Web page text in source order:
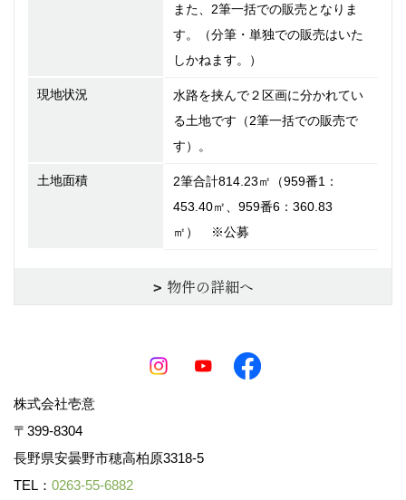
また、2筆一括での販売となりま
す。（分筆・単独での販売はいた
しかねます。）
現地状況
水路を挟んで２区画に分かれてい
る土地です（2筆一括での販売で
す）。
土地面積
2筆合計814.23㎡（959番1：
453.40㎡、959番6：360.83
㎡） ※公募
物件の詳細へ
株式会社壱意
〒399-8304
長野県安曇野市穂高柏原3318-5
TEL： 0263-55-6882